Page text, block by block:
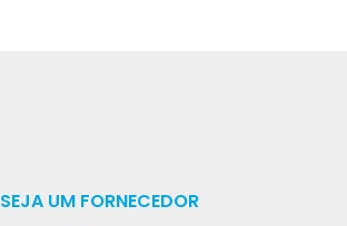
SEJA UM FORNECEDOR